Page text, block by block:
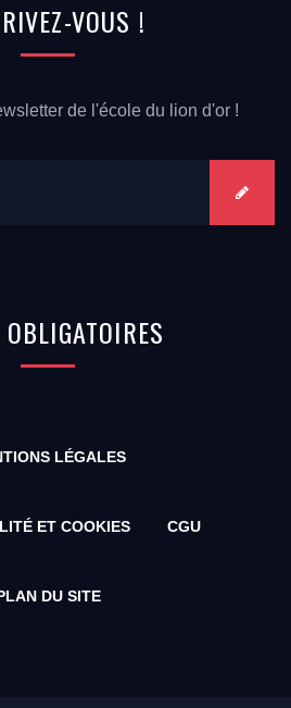
VOUS !
de l'école du lion d'or !
OBLIGATOIRES
LÉGALES
ET COOKIES CGU
DU SITE